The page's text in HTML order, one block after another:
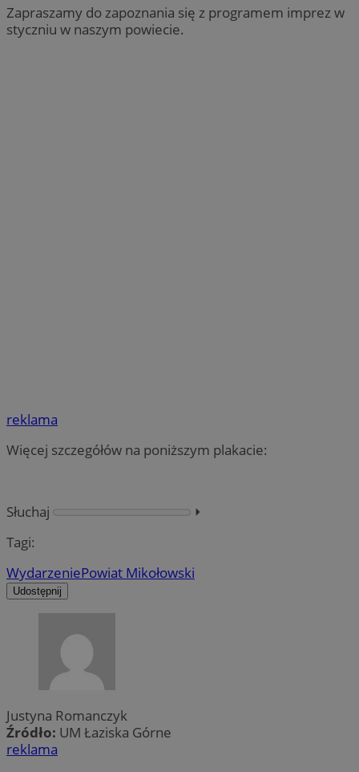
Zapraszamy do zapoznania się z programem imprez w
styczniu w naszym powiecie.
reklama
Więcej szczegółów na poniższym plakacie:
Słuchaj
⏵︎
Tagi:
WydarzeniePowiat Mikołowski
Udostępnij
Justyna Romanczyk
Źródło: UM Łaziska Górne
reklama